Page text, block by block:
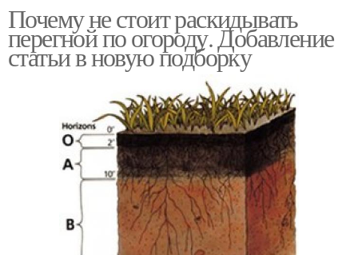
Почему не стоит раскидывать
перегной по огороду. Добавление
статьи в новую подборку